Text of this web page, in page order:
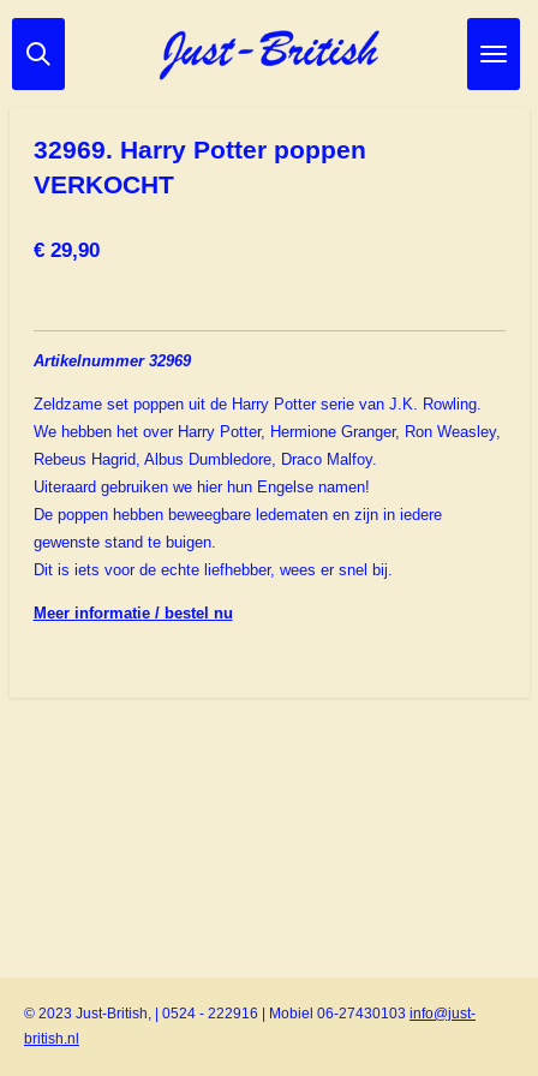
Ga
direct
32969. Harry Potter poppen
VERKOCHT
€ 29,90
Artikelnummer 32969
Zeldzame set poppen uit de Harry Potter serie van J.K. Rowling.
We hebben het over Harry Potter, Hermione Granger, Ron Weasley,
Rebeus Hagrid, Albus Dumbledore, Draco Malfoy.
Uiteraard gebruiken we hier hun Engelse namen!
De poppen hebben beweegbare ledematen en zijn in iedere
gewenste stand te buigen.
Dit is iets voor de echte liefhebber, wees er snel bij.
Meer informatie / bestel nu
© 2023 Just-British, | 0524 - 222916 | Mobiel 06-27430103 info@just-
british.nl